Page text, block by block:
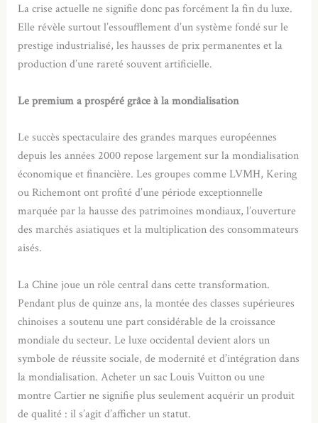
La crise actuelle ne signifie donc pas forcément la fin du luxe.
Elle révèle surtout l’essoufflement d’un système fondé sur le
prestige industrialisé, les hausses de prix permanentes et la
production d’une rareté souvent artificielle.
Le premium a prospéré grâce à la mondialisation
Le succès spectaculaire des grandes marques européennes
depuis les années 2000 repose largement sur la mondialisation
économique et financière. Les groupes comme LVMH, Kering
ou Richemont ont profité d’une période exceptionnelle
marquée par la hausse des patrimoines mondiaux, l’ouverture
des marchés asiatiques et la multiplication des consommateurs
aisés.
La Chine joue un rôle central dans cette transformation.
Pendant plus de quinze ans, la montée des classes supérieures
chinoises a soutenu une part considérable de la croissance
mondiale du secteur. Le luxe occidental devient alors un
symbole de réussite sociale, de modernité et d’intégration dans
la mondialisation. Acheter un sac Louis Vuitton ou une
montre Cartier ne signifie plus seulement acquérir un produit
de qualité : il s’agit d’afficher un statut.